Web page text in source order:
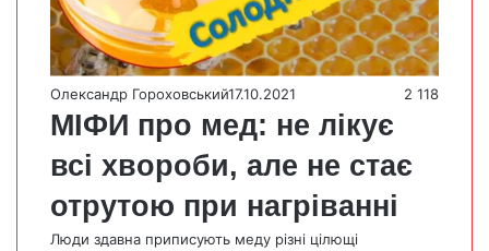
Олександр Гороховський17.10.2021 2 118
МІФИ про мед: не лікує
всі хвороби, але не стає
отрутою при нагріванні
Люди здавна приписують меду різні цілющі